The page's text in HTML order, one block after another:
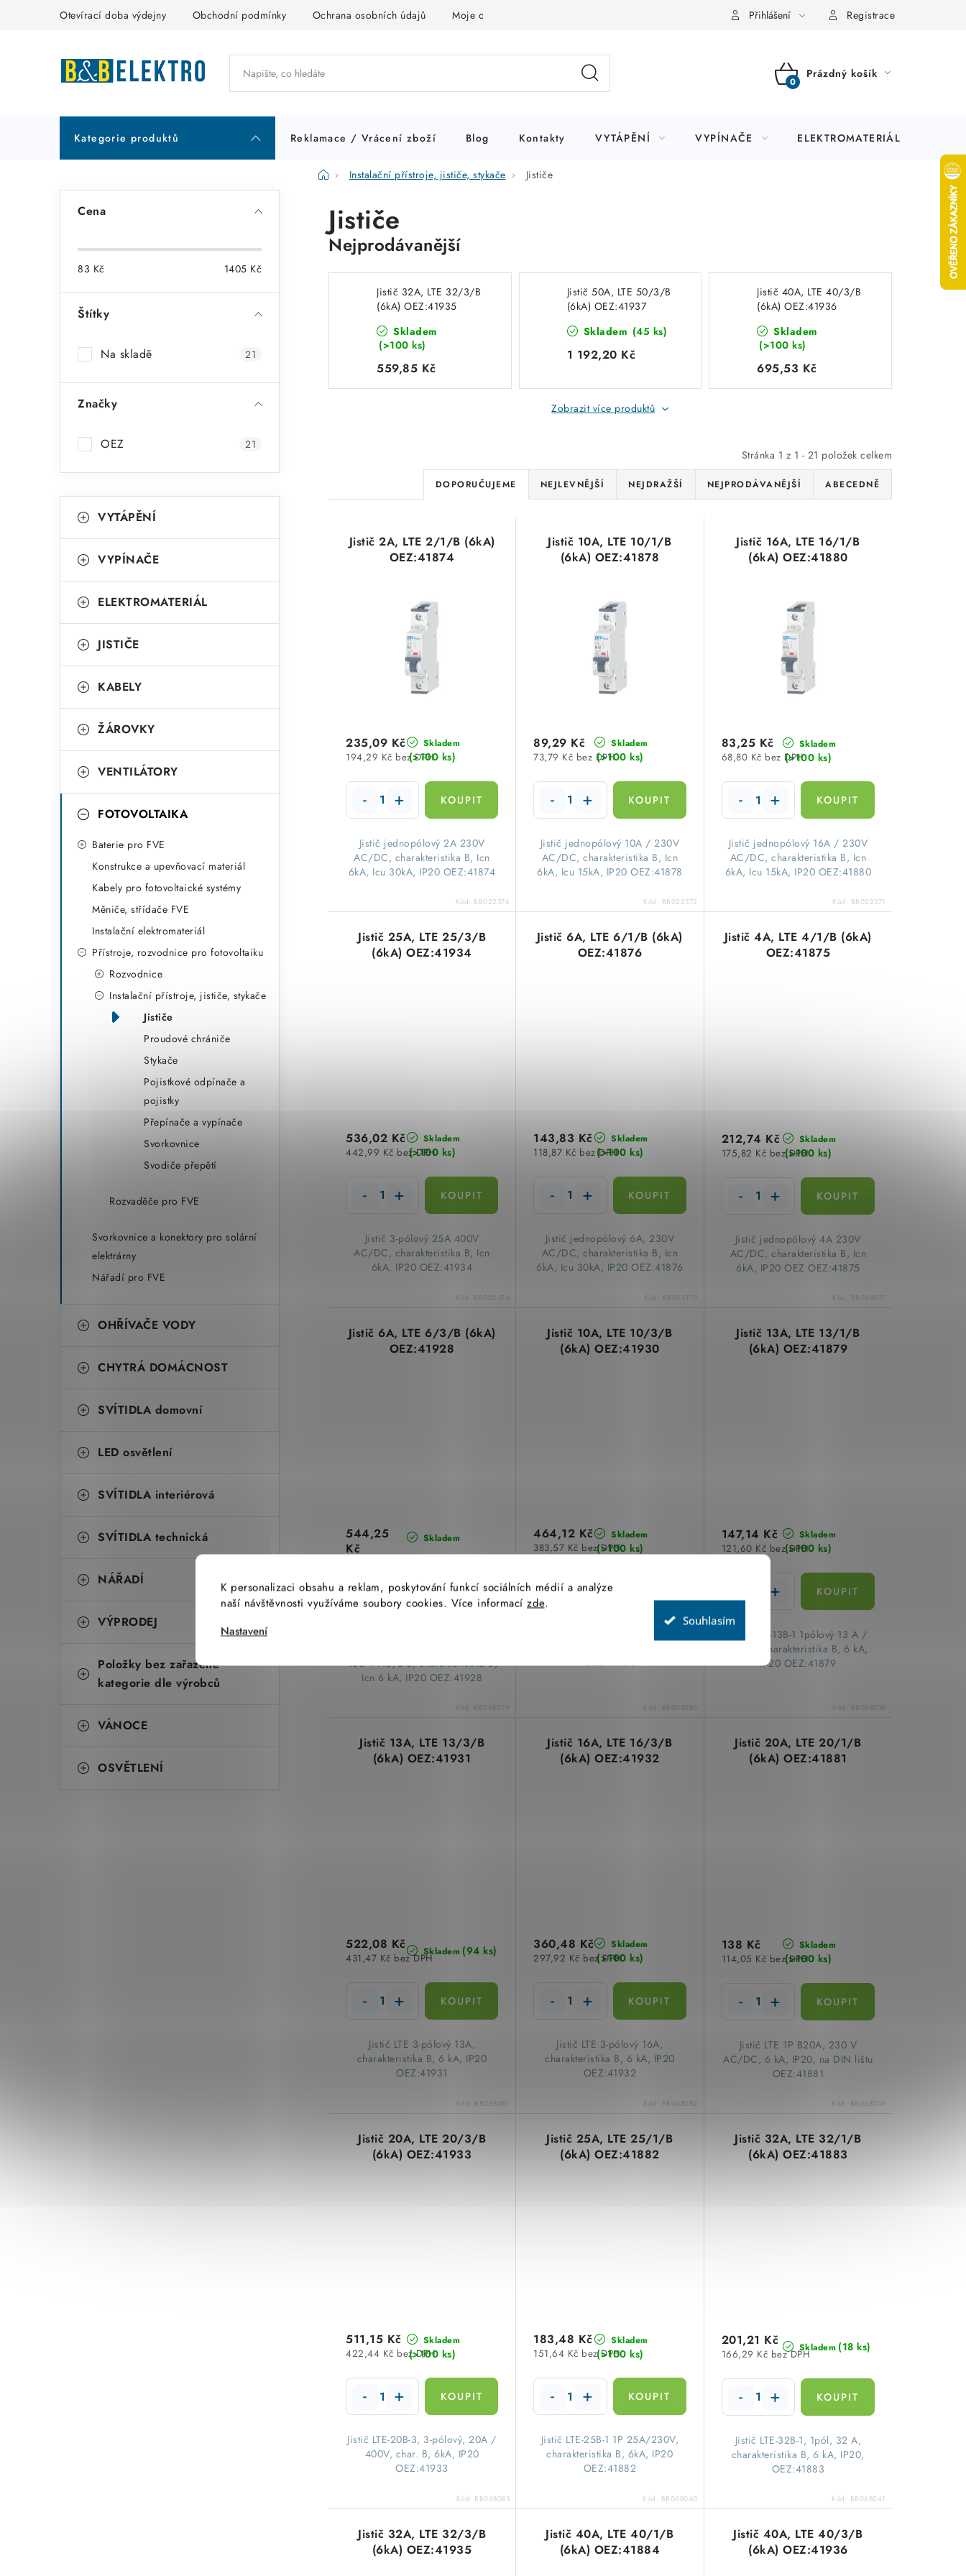
K personalizaci obsahu a reklam, poskytování funkcí sociálních médií a analýze
naší návštěvnosti využíváme soubory cookies. Více informací zde.
Nastavení
Souhlasím
Otevírací doba výdejny Obchodní podmínky Ochrana osobních údajů Moje objednávka Přihlášení Registrace
NÁKUPNÍ
Prázdný košík
Kategorie produktů Reklamace / Vrácení zboží Blog Kontakty VYTÁPĚNÍ VYPÍNAČE ELEKTROMATERIÁL
DomůInstalační přístroje, jističe, stykače Jističe
t
n
a
n
e
Cena
83 Kč 1405 Kč
Štítky
Na skladě 21
Značky
OEZ 21
kategorie
a
e
o
i
VYTÁPĚNÍ
VYPÍNAČE
ELEKTROMATERIÁL
JISTIČE
KABELY
ŽÁROVKY
VENTILÁTORY
FOTOVOLTAIKA
Baterie pro FVE
Konstrukce a upevňovací materiál
Kabely pro fotovoltaické systémy
Měniče, střídače FVE
Instalační elektromateriál
Přístroje, rozvodnice pro fotovoltaiku
Rozvodnice
Instalační přístroje, jističe, stykače
Jističe
Proudové chrániče
Stykače
Pojistkové odpínače a
pojistky
Přepínače a vypínače
Svorkovnice
Svodiče přepětí
Rozvaděče pro FVE
Svorkovnice a konektory pro solární
elektrárny
Nářadí pro FVE
OHŘÍVAČE VODY
CHYTRÁ DOMÁCNOST
SVÍTIDLA domovní
LED osvětlení
SVÍTIDLA interiérová
SVÍTIDLA technická
NÁŘADÍ
VÝPRODEJ
Položky bez zařazené
kategorie dle výrobců
VÁNOCE
OSVĚTLENÍ
Jističe
Nejprodávanější
Jistič 32A, LTE 32/3/B
(6kA) OEZ:41935
Skladem
(>100 ks)
559,85 Kč
Jistič 50A, LTE 50/3/B
(6kA) OEZ:41937
Skladem (45 ks)
1 192,20 Kč
Jistič 40A, LTE 40/3/B
(6kA) OEZ:41936
Skladem
(>100 ks)
695,53 Kč
Zobrazit více produktů
Stránka 1 z 1 - 21 položek celkem
Ř
a
z
e
í
p
r
o
u
k
t
ů
DOPORUČUJEME NEJLEVNĚJŠÍ NEJDRAŽŠÍ NEJPRODÁVANĚJŠÍ ABECEDNĚ
Jistič 2A, LTE 2/1/B (6kA)
OEZ:41874
Skladem
(>100 ks)
194,29 Kč bez DPH
235,09 Kč
Jistič jednopólový 2A 230V
AC/DC, charakteristika B, Icn
6kA, Icu 30kA, IP20 OEZ:41874
Kód: BB022376
Jistič 10A, LTE 10/1/B
(6kA) OEZ:41878
Skladem
(>100 ks)
73,79 Kč bez DPH
89,29 Kč
Jistič jednopólový 10A / 230V
AC/DC, charakteristika B, Icn
6kA, Icu 15kA, IP20 OEZ:41878
Kód: BB022372
Jistič 16A, LTE 16/1/B
(6kA) OEZ:41880
Skladem
(>100 ks)
68,80 Kč bez DPH
83,25 Kč
Jistič jednopólový 16A / 230V
AC/DC, charakteristika B, Icn
6kA, Icu 15kA, IP20 OEZ:41880
Kód: BB022371
Jistič 25A, LTE 25/3/B
(6kA) OEZ:41934
Skladem
(>100 ks)
442,99 Kč bez DPH
536,02 Kč
Jistič 3-pólový 25A 400V
AC/DC, charakteristika B, Icn
6kA, IP20 OEZ:41934
Kód: BB022374
Jistič 6A, LTE 6/1/B (6kA)
OEZ:41876
Skladem
(>100 ks)
118,87 Kč bez DPH
143,83 Kč
Jistič jednopólový 6A, 230V
AC/DC, charakteristika B, Icn
6kA, Icu 30kA, IP20 OEZ:41876
Kód: BB055173
Jistič 4A, LTE 4/1/B (6kA)
OEZ:41875
Skladem
(>100 ks)
175,82 Kč bez DPH
212,74 Kč
Jistič jednopólový 4A 230V
AC/DC, charakteristika B, Icn
6kA, IP20 OEZ OEZ:41875
Kód: BB068037
Jistič 6A, LTE 6/3/B (6kA)
OEZ:41928
Skladem
(>100 ks)
544,25
Kč
400 V AC/DC, charakteristika B,
Icn 6 kA, IP20 OEZ:41928
Kód: BB068079
Jistič 10A, LTE 10/3/B
(6kA) OEZ:41930
Skladem
(>100 ks)
383,57 Kč bez DPH
464,12 Kč
OEZ:41930
Kód: BB068080
Jistič 13A, LTE 13/1/B
(6kA) OEZ:41879
Skladem
(>100 ks)
121,60 Kč bez DPH
147,14 Kč
​Jistič LTE-13B-1 1pólový 13 A /
230 V, charakteristika B, 6 kA,
IP20 OEZ:41879
Kód: BB068038
Jistič 13A, LTE 13/3/B
(6kA) OEZ:41931
Skladem (94 ks)
431,47 Kč bez DPH
522,08 Kč
​Jistič LTE 3-pólový 13A,
charakteristika B, 6 kA, IP20
OEZ:41931
Kód: BB068081
Jistič 16A, LTE 16/3/B
(6kA) OEZ:41932
Skladem
(>100 ks)
297,92 Kč bez DPH
360,48 Kč
​Jistič LTE 3-pólový 16A,
charakteristika B, 6 kA, IP20
OEZ:41932
Kód: BB068082
Jistič 20A, LTE 20/1/B
(6kA) OEZ:41881
Skladem
(>100 ks)
114,05 Kč bez DPH
138 Kč
​Jistič LTE 1P B20A, 230 V
AC/DC, 6 kA, IP20, na DIN lištu
OEZ:41881
Kód: BB068039
Jistič 20A, LTE 20/3/B
(6kA) OEZ:41933
Skladem
(>100 ks)
422,44 Kč bez DPH
511,15 Kč
​Jistič LTE-20B-3, 3-pólový, 20A /
400V, char. B, 6kA, IP20
OEZ:41933
Kód: BB068083
Jistič 25A, LTE 25/1/B
(6kA) OEZ:41882
Skladem
(>100 ks)
151,64 Kč bez DPH
183,48 Kč
​Jistič LTE-25B-1 1P 25A/230V,
charakteristika B, 6kA, IP20
OEZ:41882
Kód: BB068040
Jistič 32A, LTE 32/1/B
(6kA) OEZ:41883
Skladem (18 ks)
166,29 Kč bez DPH
201,21 Kč
​Jistič LTE-32B-1, 1pól, 32 A,
charakteristika B, 6 kA, IP20,
OEZ:41883
Kód: BB068041
Jistič 32A, LTE 32/3/B
(6kA) OEZ:41935
Jistič 40A, LTE 40/1/B
(6kA) OEZ:41884
Jistič 40A, LTE 40/3/B
(6kA) OEZ:41936